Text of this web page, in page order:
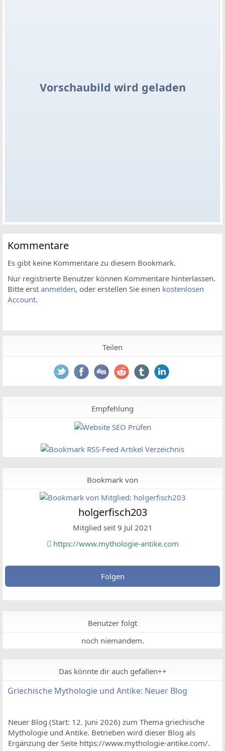
Vorschaubild wird geladen
Kommentare
Es gibt keine Kommentare zu diesem Bookmark.
Nur registrierte Benutzer können Kommentare hinterlassen.
Bitte erst anmelden, oder erstellen Sie einen kostenlosen
Account.
Teilen
Empfehlung
Bookmark von
holgerfisch203
Mitglied seit 9 Jul 2021
https://www.mythologie-antike.com
Folgen
Benutzer folgt
noch niemandem.
Das könnte dir auch gefallen++
Griechische Mythologie und Antike: Neuer Blog
Neuer Blog (Start: 12. Juni 2026) zum Thema griechische
Mythologie und Antike. Betrieben wird dieser Blog als
Ergänzung der Seite https://www.mythologie-antike.com/.